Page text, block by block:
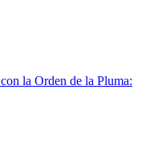
la Orden de la Pluma: